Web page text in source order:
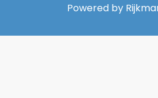
Powered by